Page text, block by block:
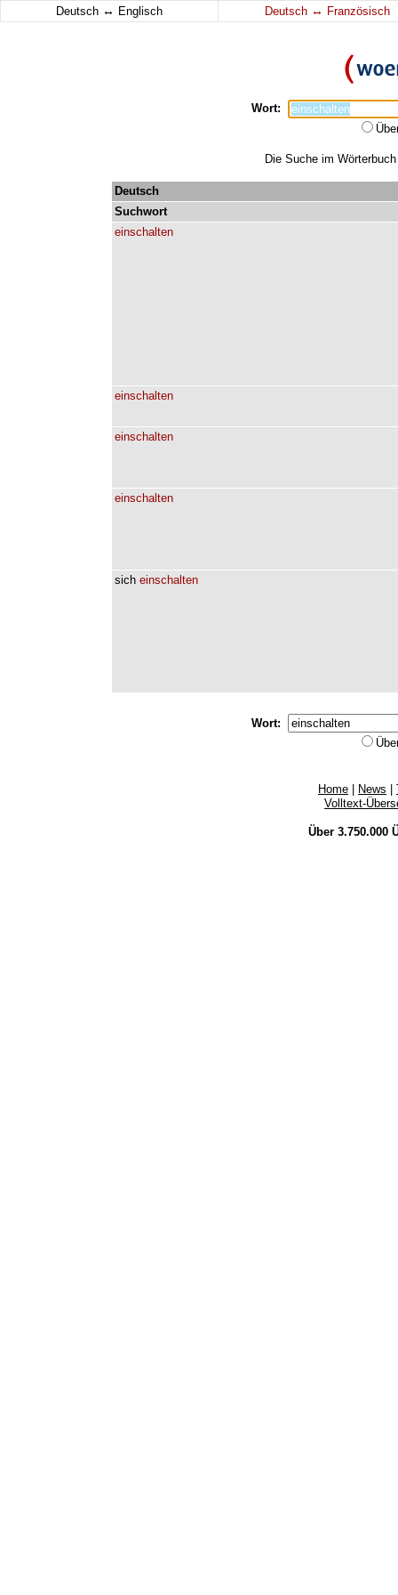
Deutsch ↔ Englisch Deutsch ↔ Französisch
Wort:
Die Suche im
Deutsch
Suchwort
einschalten
einschalten
einschalten
einschalten
sich einschalten
Wort:
Home News
Volltext-
Über 3.750.000